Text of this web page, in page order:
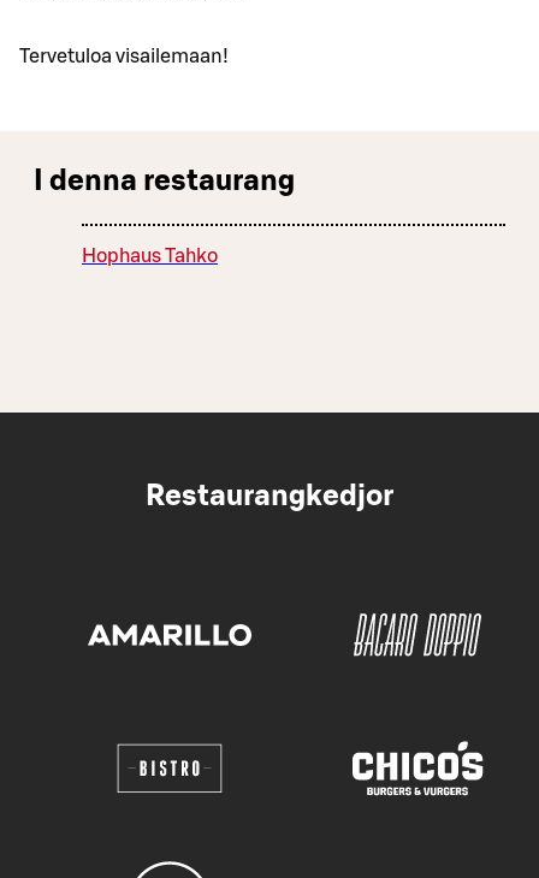
Tervetuloa visailemaan!
I denna restaurang
Hophaus Tahko
Restaurangkedjor